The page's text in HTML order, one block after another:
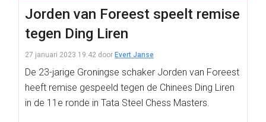
Jorden van Foreest speelt remise
tegen Ding Liren
27 januari 2023 19:42 door Evert Janse
De 23-jarige Groningse schaker Jorden van Foreest
heeft remise gespeeld tegen de Chinees Ding Liren
in de 11e ronde in Tata Steel Chess Masters.